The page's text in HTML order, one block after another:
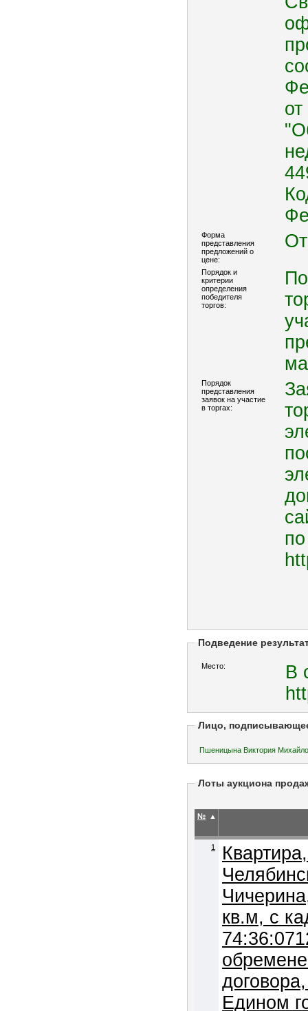
Форма
представления
предложений о
цене:
Порядок и
критерии
определения
победителя
торгов:
Порядок
представления
заявок на участие
в торгах:
Подведение
Место:
В
Лицо,
Пшеницына Виктория
Лоты аукциона
№ ▲
1
кв.м, с
Едином